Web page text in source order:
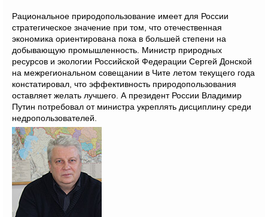
Рациональное природопользование имеет для России
стратегическое значение при том, что отечественная
экономика ориентирована пока в большей степени на
добывающую промышленность. Министр природных
ресурсов и экологии Российской Федерации Сергей Донской
на межрегиональном совещании в Чите летом текущего года
констатировал, что эффективность природопользования
оставляет желать лучшего. А президент России Владимир
Путин потребовал от министра укреплять дисциплину среди
недропользователей.